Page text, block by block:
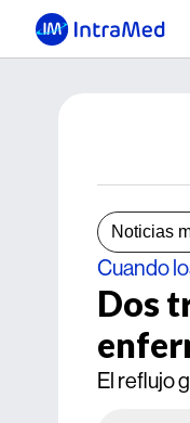
Noticias
Cuando
Dos
El reflujo